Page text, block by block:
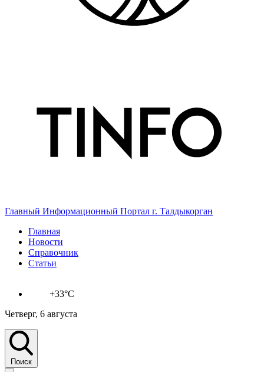
Главный Информационный Портал г. Талдыкорган
Главная
Новости
Справочник
Статьи
+33°C
Четверг, 6 августа
Поиск